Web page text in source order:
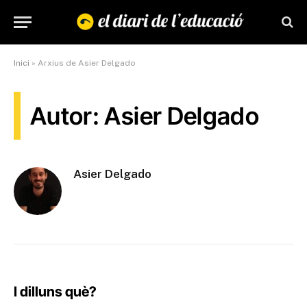
Inici » Arxius de Asier Delgado
Autor: Asier Delgado
Asier Delgado
I dilluns què?